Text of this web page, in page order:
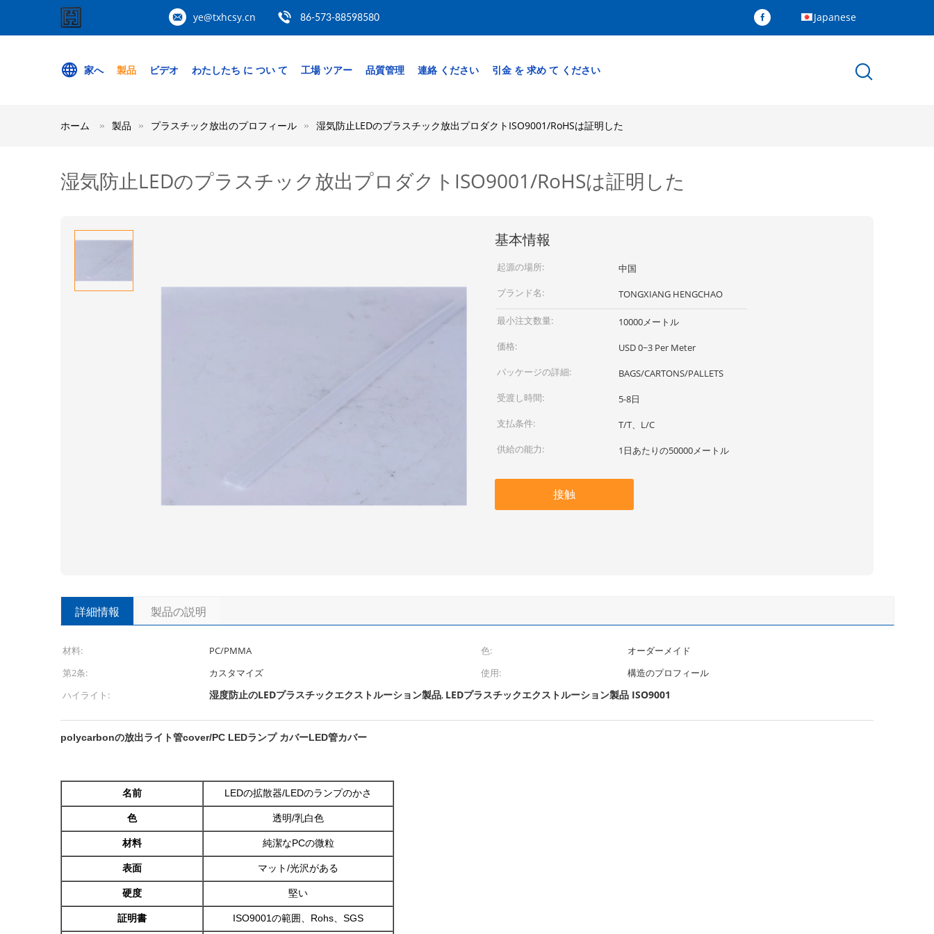
ye@txhcsy.cn 86-573-88598580 Japanese
家へ 製品 ビデオ わたしたち に つい て 工場 ツアー 品質管理 連絡 ください 引金 を 求め て ください
ホーム 製品 プラスチック放出のプロフィール 湿気防止LEDのプラスチック放出プロダクトISO9001/RoHSは証明した
湿気防止LEDのプラスチック放出プロダクトISO9001/RoHSは証明した
基本情報
起源の場所:
中国
ブランド名:
TONGXIANG HENGCHAO
最小注文数量:
10000メートル
価格:
USD 0~3 Per Meter
パッケージの詳細:
BAGS/CARTONS/PALLETS
受渡し時間:
5-8日
支払条件:
T/T、L/C
供給の能力:
1日あたりの50000メートル
接触
詳細情報 製品の説明
材料: PC/PMMA 色:
オーダーメイド
第2条:
カスタマイズ 使用:
構造のプロフィール
ハイライト:
湿度防止のLEDプラスチックエクストルーション製品, LEDプラスチックエクストルーション製品 ISO9001
polycarbonの放出ライト管cover/PC LEDランプ カバーLED管カバー
名前 LEDの拡散器/LEDのランプのかさ
色 透明/乳白色
材料 純潔なPCの微粒
表面 マット/光沢がある
硬度 堅い
証明書 ISO9001の範囲、Rohs、SGS